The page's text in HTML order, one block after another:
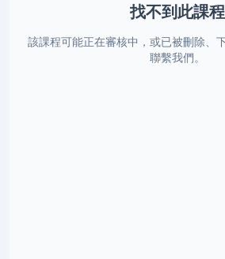
找不到此課程
該課程可能正在審核中，或已被刪除、
聯繫我們。